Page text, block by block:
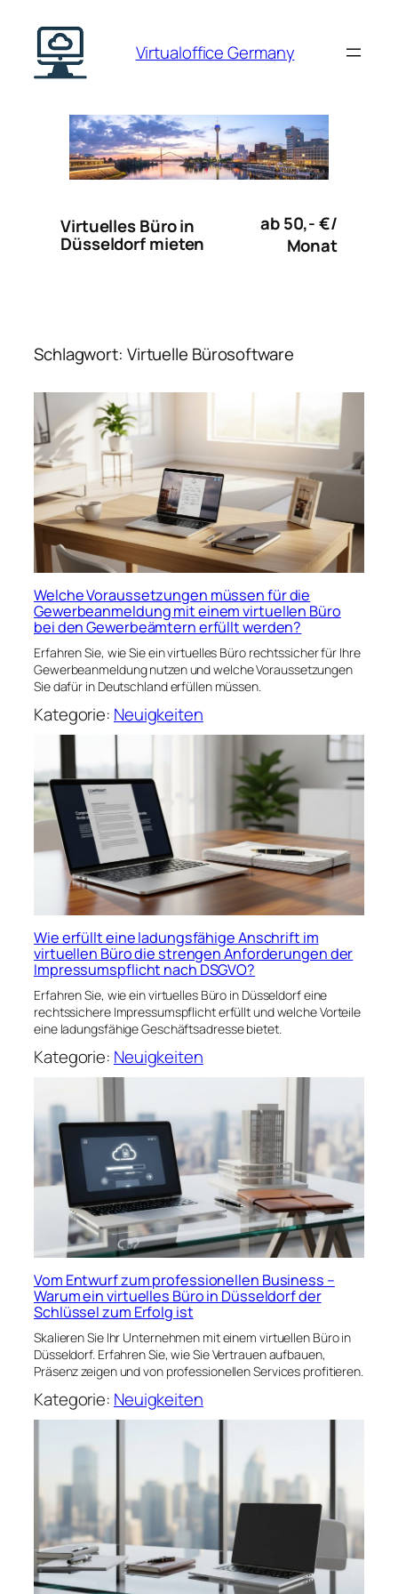
Inhalt
springen
Virtualoffice Germany
Virtuelles Büro in
Düsseldorf mieten
ab 50,- €/
Monat
Schlagwort: Virtuelle Bürosoftware
Welche Voraussetzungen müssen für die
Gewerbeanmeldung mit einem virtuellen Büro
bei den Gewerbeämtern erfüllt werden?
Erfahren Sie, wie Sie ein virtuelles Büro rechtssicher für Ihre
Gewerbeanmeldung nutzen und welche Voraussetzungen
Sie dafür in Deutschland erfüllen müssen.
Kategorie: Neuigkeiten
Wie erfüllt eine ladungsfähige Anschrift im
virtuellen Büro die strengen Anforderungen der
Impressumspflicht nach DSGVO?
Erfahren Sie, wie ein virtuelles Büro in Düsseldorf eine
rechtssichere Impressumspflicht erfüllt und welche Vorteile
eine ladungsfähige Geschäftsadresse bietet.
Kategorie: Neuigkeiten
Vom Entwurf zum professionellen Business –
Warum ein virtuelles Büro in Düsseldorf der
Schlüssel zum Erfolg ist
Skalieren Sie Ihr Unternehmen mit einem virtuellen Büro in
Düsseldorf. Erfahren Sie, wie Sie Vertrauen aufbauen,
Präsenz zeigen und von professionellen Services profitieren.
Kategorie: Neuigkeiten